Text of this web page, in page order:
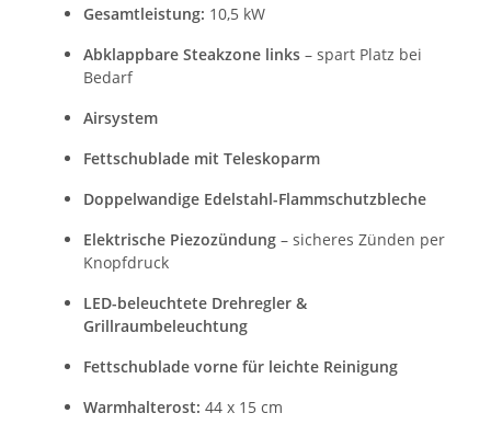
Gesamtleistung: 10,5 kW
Abklappbare Steakzone links – spart Platz bei
Bedarf
Airsystem
Fettschublade mit Teleskoparm
Doppelwandige Edelstahl-Flammschutzbleche
Elektrische Piezozündung – sicheres Zünden per
Knopfdruck
LED-beleuchtete Drehregler &
Grillraumbeleuchtung
Fettschublade vorne für leichte Reinigung
Warmhalterost: 44 x 15 cm